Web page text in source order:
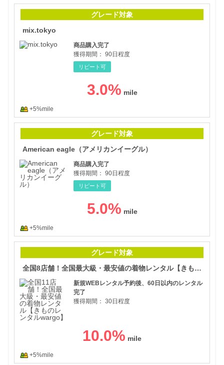
グレード対象
mix.tokyo
商品購入完了
獲得期間： 90日程度
リピート可
3.0%
+5%mile
グレード対象
American eagle（アメリカンイーグル）
商品購入完了
獲得期間： 90日程度
リピート可
5.0%
+5%mile
グレード対象
全国8店舗！全国最大級・最安値の着物レンタル【きものレンタルwargo】
新規WEBレンタル予約後、60日以内のレンタル
完了
獲得期間： 30日程度
10.0%
+5%mile